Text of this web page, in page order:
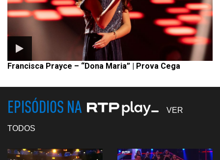
Francisca Prayce – “Dona Maria” | Prova Cega
EPISÓDIOS NA VER
TODOS